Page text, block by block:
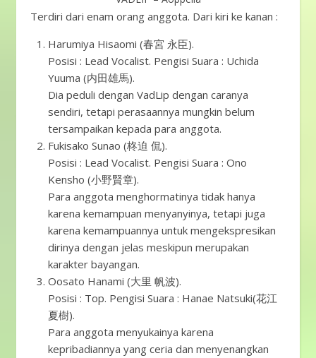
Terdiri dari enam orang anggota. Dari kiri ke kanan :
Harumiya Hisaomi (春宮 永臣).
Posisi : Lead Vocalist. Pengisi Suara : Uchida
Yuuma (内田雄馬).
Dia peduli dengan VadLip dengan caranya
sendiri, tetapi perasaannya mungkin belum
tersampaikan kepada para anggota.
Fukisako Sunao (柊迫 侃).
Posisi : Lead Vocalist. Pengisi Suara : Ono
Kensho (小野賢章).
Para anggota menghormatinya tidak hanya
karena kemampuan menyanyinya, tetapi juga
karena kemampuannya untuk mengekspresikan
dirinya dengan jelas meskipun merupakan
karakter bayangan.
Oosato Hanami (大里 帆波).
Posisi : Top. Pengisi Suara : Hanae Natsuki(花江
夏樹).
Para anggota menyukainya karena
kepribadiannya yang ceria dan menyenangkan